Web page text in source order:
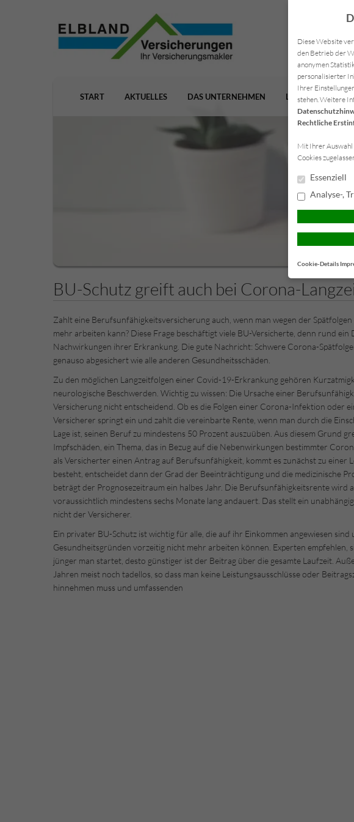
START AKTUELLES DAS UNTERNEHMEN LEISTUNGEN
BU-Schutz greift auch bei Corona-
Zahlt eine Berufsunfähigkeitsversicherung auch, wenn man wegen der
mehr arbeiten kann? Diese Frage beschäftigt viele BU-Versicherte, denn rund
Nachwirkungen ihrer Erkrankung. Die gute Nachricht: Schwere Corona-
genauso abgesichert wie alle anderen Gesundheitsschäden.
Zu den möglichen Langzeitfolgen einer Covid-19-Erkrankung gehören
neurologische Beschwerden. Wichtig zu wissen: Die Ursache einer
Versicherung nicht entscheidend. Ob es die Folgen einer Corona-Infektion oder
Versicherer springt ein und zahlt die vereinbarte Rente, wenn man durch die
Lage ist, seinen Beruf zu mindestens 50 Prozent auszuüben. Aus diesem Grund
Impfschäden, ein Thema, das in Bezug auf die Nebenwirkungen bestimmter
als Versicherter einen Antrag auf Berufsunfähigkeit, kommt es zunächst zu einer
besteht, entscheidet dann der Grad der Beeinträchtigung und die medizinische
beträgt der Prognosezeitraum ein halbes Jahr. Die Berufsunfähigkeitsrente wird
voraussichtlich mindestens sechs Monate lang andauert. Das stellt ein
nicht der Versicherer.
Ein privater BU-Schutz ist wichtig für alle, die auf ihr Einkommen angewiesen
Gesundheitsgründen vorzeitig nicht mehr arbeiten können. Experten empfehlen,
jünger man startet, desto günstiger ist der Beitrag über die gesamte Laufzeit.
Jahren meist noch tadellos, so dass man keine Leistungsausschlüsse oder
hinnehmen muss und umfassenden
Diese Website
den Betrieb der
anonymen
personalisierter
Ihrer
stehen. Weitere
Rechtliche
Mit Ihrer Auswahl
Cookies
Essenziell
Analyse-,
Cookie-Details